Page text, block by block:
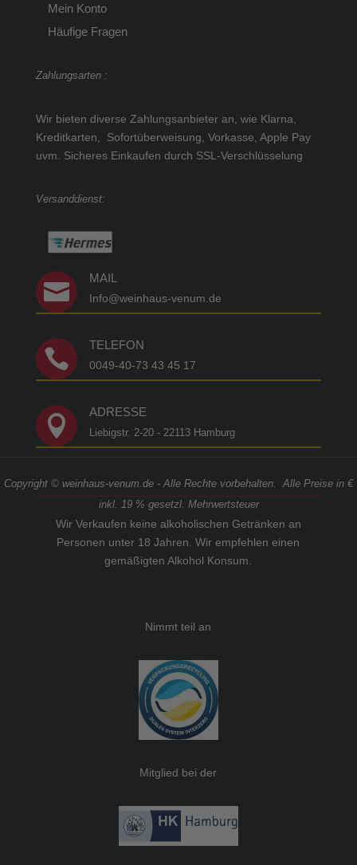
Mein Konto
Häufige Fragen
Zahlungsarten :
Wir bieten diverse Zahlungsanbieter an, wie Klarna,
Kreditkarten, Sofortüberweisung, Vorkasse, Apple Pay
uvm. Sicheres Einkaufen durch SSL-Verschlüsselung
Versanddienst:

MAIL
Info@weinhaus-venum.de

TELEFON
0049-40-73 43 45 17

ADRESSE
Liebigstr. 2-20 - 22113 Hamburg
Copyright © weinhaus-venum.de - Alle Rechte vorbehalten. Alle Preise in €
inkl. 19 % gesetzl. Mehrwertsteuer
Wir Verkaufen keine alkoholischen Getränken an
Personen unter 18 Jahren. Wir empfehlen einen
gemäßigten Alkohol Konsum.
Nimmt teil an
Mitglied bei der